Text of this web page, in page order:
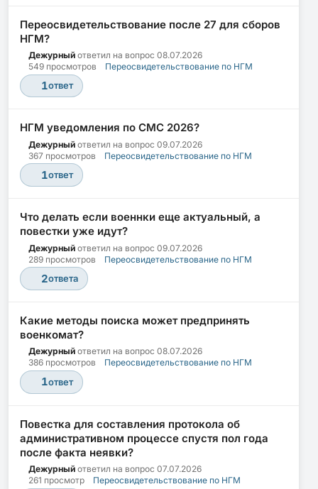
Переосвидетельствование после 27 для сборов
НГМ?
Дежурный ответил на вопрос 08.07.2026
549 просмотров
Переосвидетельствование по НГМ
1ответ
НГМ уведомления по СМС 2026?
Дежурный ответил на вопрос 09.07.2026
367 просмотров
Переосвидетельствование по НГМ
1ответ
Что делать если военнки еще актуальный, а
повестки уже идут?
Дежурный ответил на вопрос 09.07.2026
289 просмотров
Переосвидетельствование по НГМ
2ответа
Какие методы поиска может предпринять
военкомат?
Дежурный ответил на вопрос 08.07.2026
386 просмотров
Переосвидетельствование по НГМ
1ответ
Повестка для составления протокола об
административном процессе спустя пол года
после факта неявки?
Дежурный ответил на вопрос 07.07.2026
261 просмотр
Переосвидетельствование по НГМ